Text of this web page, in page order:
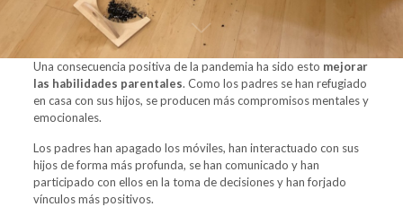
Una consecuencia positiva de la pandemia ha sido esto mejorar
las habilidades parentales. Como los padres se han refugiado
en casa con sus hijos, se producen más compromisos mentales y
emocionales.
Los padres han apagado los móviles, han interactuado con sus
hijos de forma más profunda, se han comunicado y han
participado con ellos en la toma de decisiones y han forjado
vínculos más positivos.